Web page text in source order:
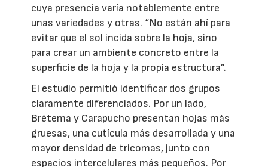
cuya presencia varía notablemente entre
unas variedades y otras. “No están ahí para
evitar que el sol incida sobre la hoja, sino
para crear un ambiente concreto entre la
superficie de la hoja y la propia estructura”.
El estudio permitió identificar dos grupos
claramente diferenciados. Por un lado,
Brétema y Carapucho presentan hojas más
gruesas, una cutícula más desarrollada y una
mayor densidad de tricomas, junto con
espacios intercelulares más pequeños. Por